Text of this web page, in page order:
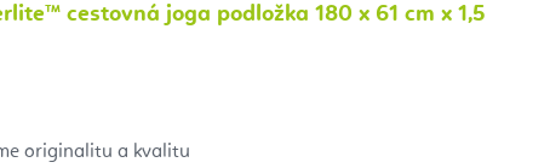
cestovná joga podložka 180 x 61 cm x 1,5
originalitu a kvalitu